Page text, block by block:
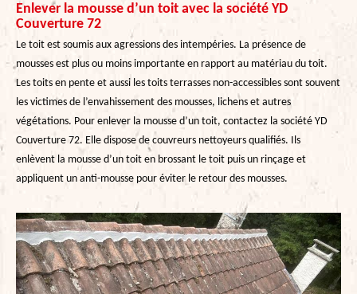
Enlever la mousse d’un toit avec la société YD
Couverture 72
Le toit est soumis aux agressions des intempéries. La présence de
mousses est plus ou moins importante en rapport au matériau du toit.
Les toits en pente et aussi les toits terrasses non-accessibles sont souvent
les victimes de l’envahissement des mousses, lichens et autres
végétations. Pour enlever la mousse d’un toit, contactez la société YD
Couverture 72. Elle dispose de couvreurs nettoyeurs qualifiés. Ils
enlèvent la mousse d’un toit en brossant le toit puis un rinçage et
appliquent un anti-mousse pour éviter le retour des mousses.